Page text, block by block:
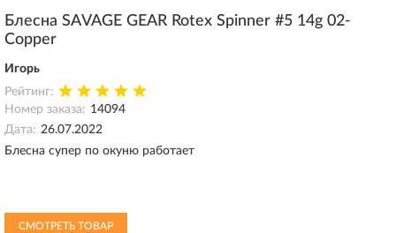
Блесна SAVAGE GEAR Rotex Spinner #5 14g 02-
Copper
Игорь
Рейтинг:
Номер заказа: 14094
Дата: 26.07.2022
Блесна супер по окуню работает
СМОТРЕТЬ ТОВАР